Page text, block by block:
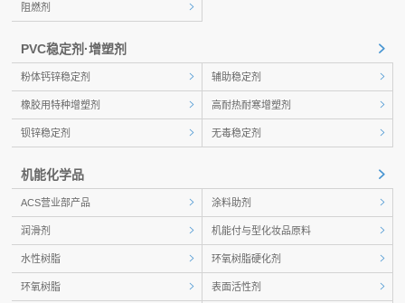
阻燃剂
PVC稳定剂·增塑剂
粉体钙锌稳定剂 辅助稳定剂
橡胶用特种增塑剂 高耐热耐寒增塑剂
钡锌稳定剂 无毒稳定剂
机能化学品
ACS营业部产品 涂料助剂
润滑剂 机能付与型化妆品原料
水性树脂 环氧树脂硬化剂
环氧树脂 表面活性剂